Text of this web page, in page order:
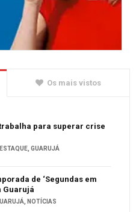
Os mais vistos
para superar crise
, GUARUJÁ
de ‘Segundas em
Guarujá
, NOTÍCIAS